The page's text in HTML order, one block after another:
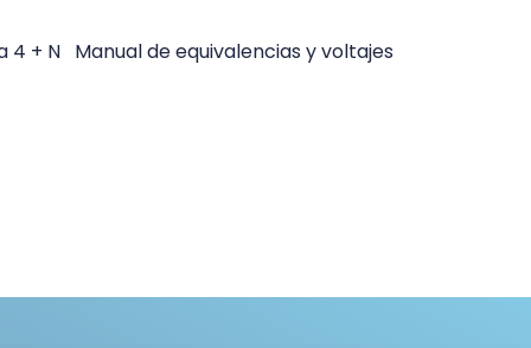
+ N Manual de equivalencias y voltajes